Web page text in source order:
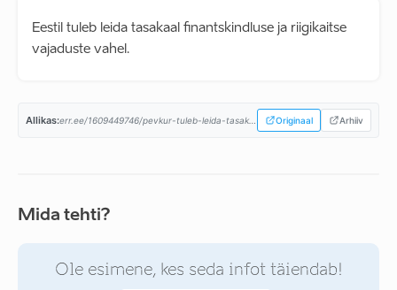
Eestil tuleb leida tasakaal finantskindluse ja riigikaitse
vajaduste vahel.
Allikas: Originaal Arhiiv
Mida tehti?
Ole esimene, kes seda infot täiendab!